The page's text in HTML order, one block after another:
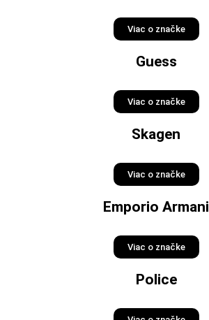
Viac o značke
Guess
Viac o značke
Skagen
Viac o značke
Emporio Armani
Viac o značke
Police